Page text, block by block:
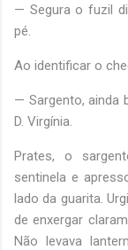
— Segura o fuzil
pé.
Ao identificar o
— Sargento, ainda
D. Virgínia.
Prates, o
sentinela e
lado da guarita.
de enxergar
Não levava